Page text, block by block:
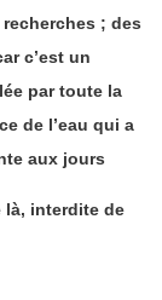
; des
c’est un
par toute la
de l’eau qui a
aux jours
là, interdite de